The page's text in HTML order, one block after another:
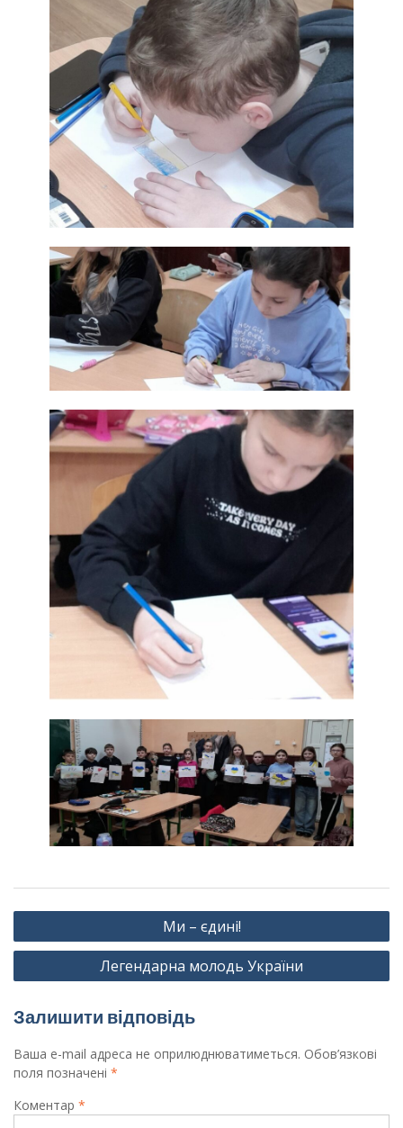
Навігація
записів
Ми – єдині!
Легендарна молодь України
Залишити відповідь
Ваша e-mail адреса не оприлюднюватиметься. Обов’язкові
поля позначені *
Коментар *